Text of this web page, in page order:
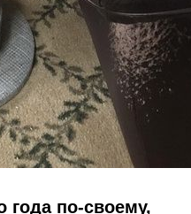
года по-своему,